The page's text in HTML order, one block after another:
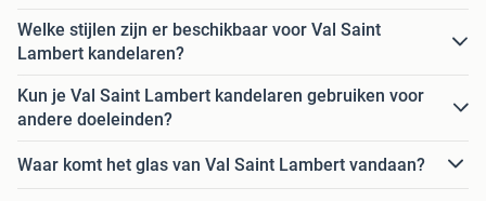
Welke stijlen zijn er beschikbaar voor Val Saint
Lambert kandelaren?
Kun je Val Saint Lambert kandelaren gebruiken voor
andere doeleinden?
Waar komt het glas van Val Saint Lambert vandaan?